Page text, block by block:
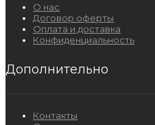
О нас
Договор оферты
Оплата и доставка
Конфиденциальность
Дополнительно
Контакты